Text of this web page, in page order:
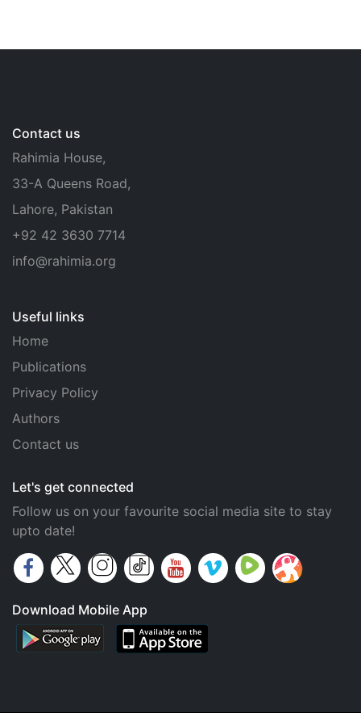
Contact us
Rahimia House,
33-A Queens Road,
Lahore, Pakistan
+92 42 3630 7714
info@rahimia.org
Useful links
Home
Publications
Privacy Policy
Authors
Contact us
Let's get connected
Follow us on your favourite social media site to stay
upto date!
Download Mobile App